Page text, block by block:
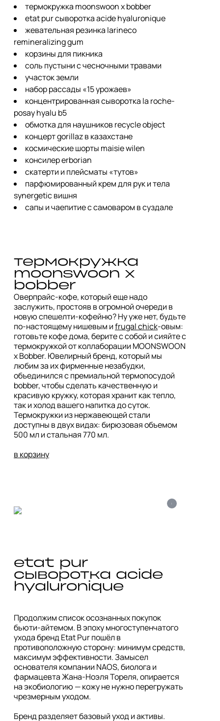
термокружка moonswoon x bobber
etat pur cыворотка acide hyaluronique
жевательная резинка larineco
remineralizing gum
корзины для пикника
соль пустыни с чесночными травами
участок земли
набор рассады «15 урожаев»
концентрированная сыворотка la roche-
posay hyalu b5
обмотка для наушников recycle object
концерт gorillaz в казахстане
космические шорты maisie wilen
консилер erborian
скатерти и плейсматы «тутов»
парфюмированный крем для рук и тела
synergetic вишня
сапы и чаепитие с самоваром в суздале
термокружка
moonswoon x
bobber
Оверпрайс-кофе, который еще надо
заслужить, простояв в огромной очереди в
новую спешелти-кофейню? Ну уже нет, будьте
по-настоящему нишевым и frugal chick-овым:
готовьте кофе дома, берите с собой и сияйте с
термокружкой от коллаборации MOONSWOON
x Bobber. Ювелирный бренд, который мы
любим за их фирменные незабудки,
объединился с премиальной термопосудой
bobber, чтобы сделать качественную и
красивую кружку, которая хранит как тепло,
так и холод вашего напитка до суток.
Термокружки из нержавеющей стали
доступны в двух видах: бирюзовая объемом
500 мл и стальная 770 мл.
в корзину
i
etat pur
cыворотка acide
hyaluronique
Продолжим список осознанных покупок
бьюти-айтемом. В эпоху многоступенчатого
ухода бренд Etat Pur пошёл в
противоположную сторону: минимум средств,
максимум эффективности. Замысел
основателя компании NAOS, биолога и
фармацевта Жана-Ноэля Тореля, опирается
на экобиологию — кожу не нужно перегружать
чрезмерным уходом.
Бренд разделяет базовый уход и активы.